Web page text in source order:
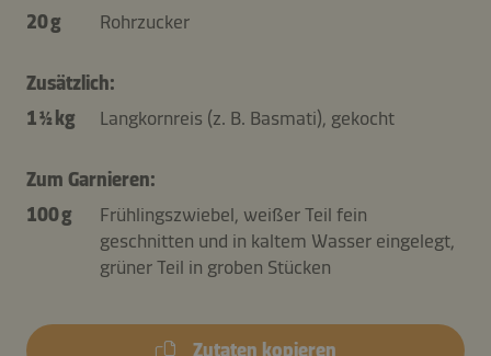
20 g
Rohrzucker
Zusätzlich:
1 ½ kg
Langkornreis (z. B. Basmati), gekocht
Zum Garnieren:
100 g
Frühlingszwiebel, weißer Teil fein
geschnitten und in kaltem Wasser eingelegt,
grüner Teil in groben Stücken
Zutaten kopieren